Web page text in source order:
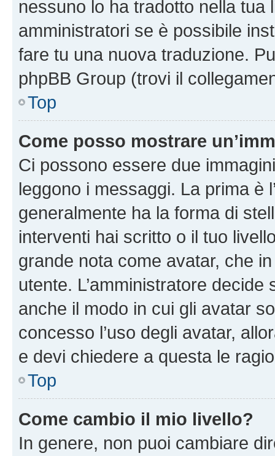
nessuno lo ha tradotto nella tua
amministratori se è possibile
fare tu una nuova traduzione.
phpBB Group (trovi il
Top
Come posso mostrare
Ci possono essere due
leggono i messaggi. La prima è
generalmente ha la forma di
interventi hai scritto o il tuo
grande nota come avatar, che
utente. L’amministratore
anche il modo in cui gli avatar
concesso l’uso degli avatar,
e devi chiedere a questa le
Top
Come cambio il mio livello?
In genere, non puoi cambiare